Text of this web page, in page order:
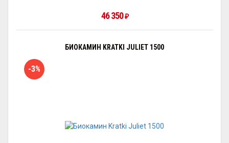
46 350₽
БИОКАМИН KRATKI JULIET 1500
-3%